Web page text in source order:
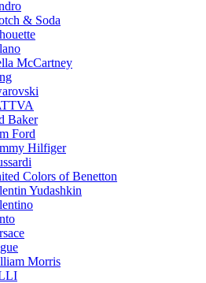
& Soda
McCartney
Baker
Ford
Hilfiger
Colors of Benetton
Yudashkin
Morris